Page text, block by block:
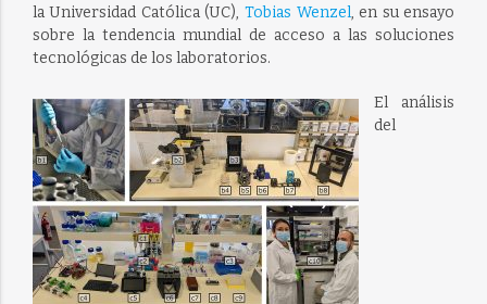
la Universidad Católica (UC), Tobias Wenzel, en su ensayo
sobre la tendencia mundial de acceso a las soluciones
tecnológicas de los laboratorios.
El análisis
del